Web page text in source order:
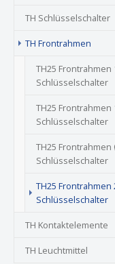
TH Schlüsselschalter
TH Frontrahmen
TH25
Schlüsselschalter
TH25
Schlüsselschalter
TH25
Schlüsselschalter
TH25
Schlüsselschalter
TH Kontaktelemente
TH Leuchtmittel